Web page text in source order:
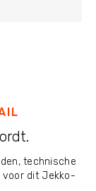
technische
voor dit Jekko-